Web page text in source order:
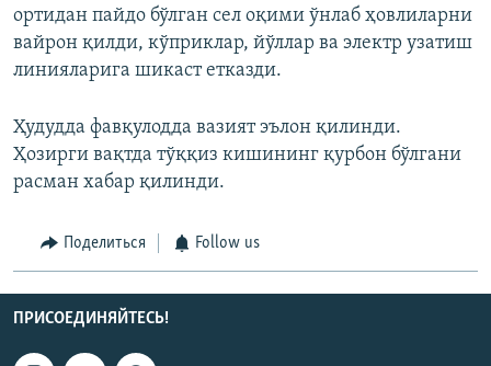
ортидан пайдо бўлган сел оқими ўнлаб ҳовлиларни
вайрон қилди, кўприклар, йўллар ва электр узатиш
линияларига шикаст етказди.
Ҳудудда фавқулодда вазият эълон қилинди.
Ҳозирги вақтда тўққиз кишининг қурбон бўлгани
расман хабар қилинди.
Поделиться Follow us
ПРИСОЕДИНЯЙТЕСЬ!